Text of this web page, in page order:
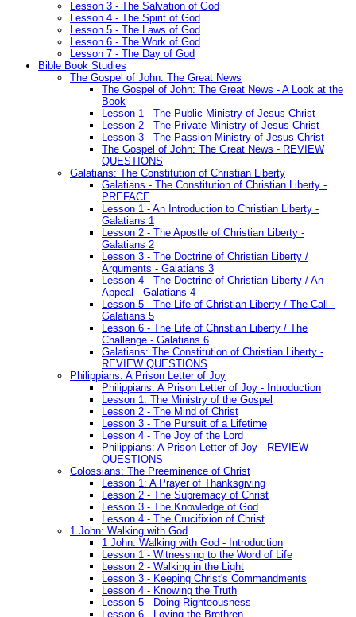
Lesson 3 - The Salvation of God
Lesson 4 - The Spirit of God
Lesson 5 - The Laws of God
Lesson 6 - The Work of God
Lesson 7 - The Day of God
Bible Book Studies
The Gospel of John: The Great News
The Gospel of John: The Great News - A Look at the
Book
Lesson 1 - The Public Ministry of Jesus Christ
Lesson 2 - The Private Ministry of Jesus Christ
Lesson 3 - The Passion Ministry of Jesus Christ
The Gospel of John: The Great News - REVIEW
QUESTIONS
Galatians: The Constitution of Christian Liberty
Galatians - The Constitution of Christian Liberty -
PREFACE
Lesson 1 - An Introduction to Christian Liberty -
Galatians 1
Lesson 2 - The Apostle of Christian Liberty -
Galatians 2
Lesson 3 - The Doctrine of Christian Liberty /
Arguments - Galatians 3
Lesson 4 - The Doctrine of Christian Liberty / An
Appeal - Galatians 4
Lesson 5 - The Life of Christian Liberty / The Call -
Galatians 5
Lesson 6 - The Life of Christian Liberty / The
Challenge - Galatians 6
Galatians: The Constitution of Christian Liberty -
REVIEW QUESTIONS
Philippians: A Prison Letter of Joy
Philippians: A Prison Letter of Joy - Introduction
Lesson 1: The Ministry of the Gospel
Lesson 2 - The Mind of Christ
Lesson 3 - The Pursuit of a Lifetime
Lesson 4 - The Joy of the Lord
Philippians: A Prison Letter of Joy - REVIEW
QUESTIONS
Colossians: The Preeminence of Christ
Lesson 1: A Prayer of Thanksgiving
Lesson 2 - The Supremacy of Christ
Lesson 3 - The Knowledge of God
Lesson 4 - The Crucifixion of Christ
1 John: Walking with God
1 John: Walking with God - Introduction
Lesson 1 - Witnessing to the Word of Life
Lesson 2 - Walking in the Light
Lesson 3 - Keeping Christ's Commandments
Lesson 4 - Knowing the Truth
Lesson 5 - Doing Righteousness
Lesson 6 - Loving the Brethren